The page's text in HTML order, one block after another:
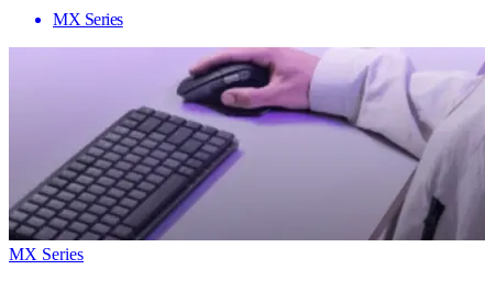
MX Series
MX Series